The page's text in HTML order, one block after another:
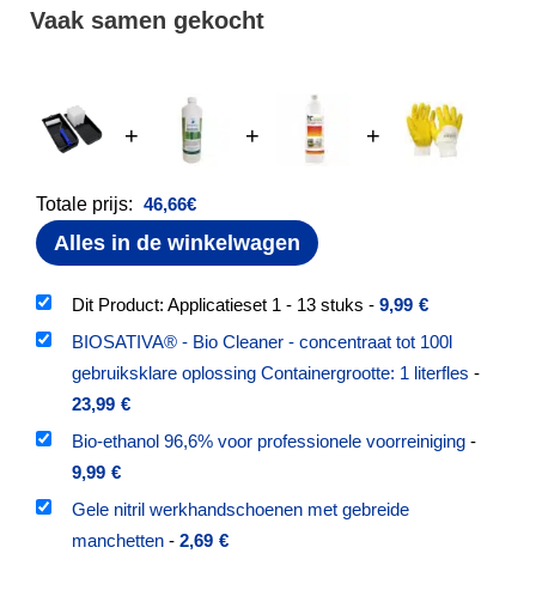
Vaak samen gekocht
+ + +
Totale prijs: 46,66€
Alles in de winkelwagen
Dit Product: Applicatieset 1 - 13 stuks - 9,99 €
BIOSATIVA® - Bio Cleaner - concentraat tot 100l
gebruiksklare oplossing Containergrootte: 1 literfles -
23,99 €
Bio-ethanol 96,6% voor professionele voorreiniging -
9,99 €
Gele nitril werkhandschoenen met gebreide
manchetten - 2,69 €